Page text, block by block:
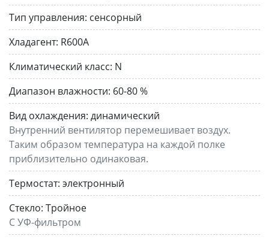
Тип управления: сенсорный
Хладагент: R600A
Климатический класс: N
Диапазон влажности: 60-80 %
Вид охлаждения: динамический
Внутренний вентилятор перемешивает воздух.
Таким образом температура на каждой полке
приблизительно одинаковая.
Термостат: электронный
Стекло: Тройное
С УФ-фильтром